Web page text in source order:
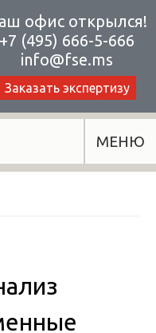
офис открылся!
+7 (495) 666-5-666
info@fse.ms
Заказать экспертизу
МЕНЮ